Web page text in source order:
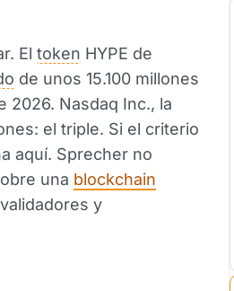
El token HYPE de
de unos 15.100 millones
2026. Nasdaq Inc., la
el triple. Si el criterio
aquí. Sprecher no
una blockchain
y